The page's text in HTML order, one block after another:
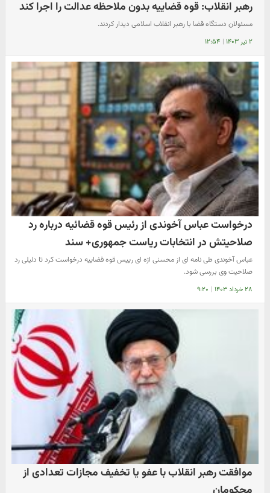
رهبر انقلاب: قوه قضاییه بدون ملاحظه عدالت را اجرا کند
مسئولان دستگاه قضا با رهبر انقلاب اسلامی دیدار کردند.
۲ تیر ۱۴۰۳ | ۱۲:۵۴
درخواست عباس آخوندی از رئیس قوه قضائیه درباره رد
صلاحیتش در انتخابات ریاست جمهوری+ سند
عباس آخوندی طی نامه ای از محسنی اژه ای رییس قوه قضاییه درخواست کرد تا دلیلی رد
صلاحیت وی بررسی شود.
۲۸ خرداد ۱۴۰۳ | ۹:۲۰
موافقت رهبر انقلاب با عفو یا تخفیف مجازات تعدادی از